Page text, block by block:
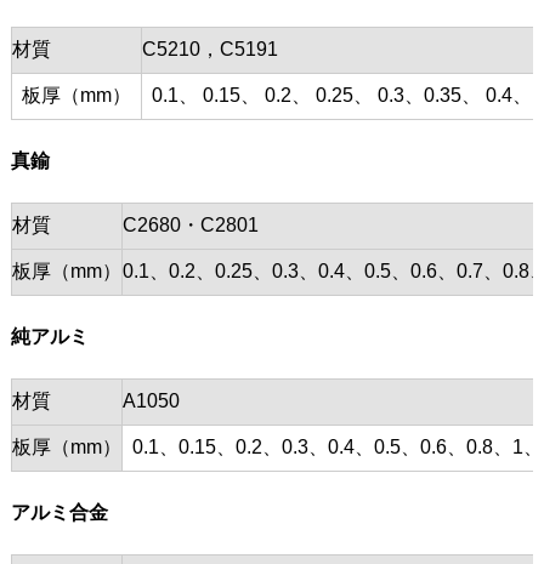
材質 C5210，C5191
板厚（mm） 0.1、 0.15、 0.2、 0.25、 0.3、0.35、 0.4、
真鍮
材質 C2680・C2801
板厚（mm） 0.1、0.2、0.25、0.3、0.4、0.5、0.6、0.7、0.8
純アルミ
材質 A1050
板厚（mm） 0.1、0.15、0.2、0.3、0.4、0.5、0.6、0.8、1
アルミ合金